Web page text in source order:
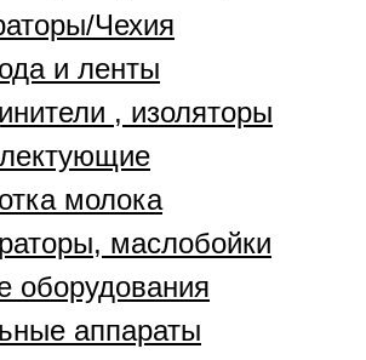
Чехия
и ленты
, изоляторы
молока
маслобойки
оборудования
аппараты